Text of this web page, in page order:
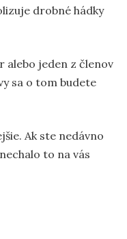
drobné hádky
alebo jeden z členov
sa o tom budete
Ak ste nedávno
to na vás